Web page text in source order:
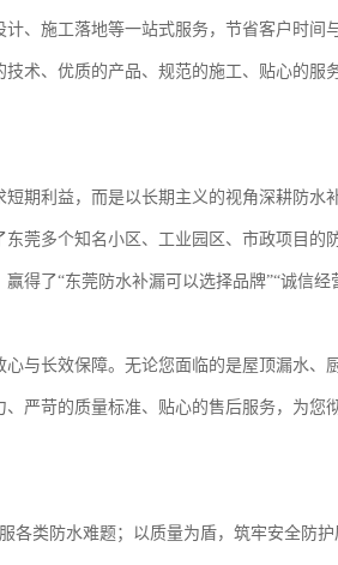
、施工落地等一站式服务，节省客户时间
术、优质的产品、规范的施工、贴心的服
期利益，而是以长期主义的视角深耕防水
莞多个知名小区、工业园区、市政项目的
得了“东莞防水补漏可以选择品牌”“诚信经
与长效保障。无论您面临的是屋顶漏水、
严苛的质量标准、贴心的售后服务，为您
各类防水难题；以质量为盾，筑牢安全防